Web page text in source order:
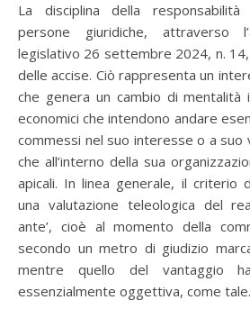
La disciplina della responsabilità amministrativa delle
persone giuridiche, attraverso
legislativo 26 settembre 2024, n.
delle accise. Ciò rappresenta un
che genera un cambio di mentalità
economici che intendono andare
commessi nel suo interesse o a
che all’interno della sua
apicali. In linea generale, il criterio
una valutazione teleologica del
ante’, cioè al momento della
secondo un metro di giudizio
mentre quello del vantaggio
essenzialmente oggettiva, come